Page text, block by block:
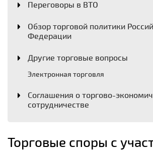
Переговоры в ВТО
Обзор торговой политики
Федерации
Другие торговые вопросы
Электронная торговля
Соглашения о торгово-
сотрудничестве
Торговые споры с